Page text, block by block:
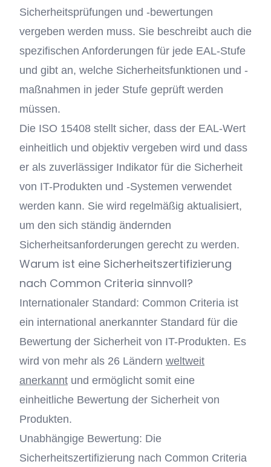
Sicherheitsprüfungen und -bewertungen
vergeben werden muss. Sie beschreibt auch die
spezifischen Anforderungen für jede EAL-Stufe
und gibt an, welche Sicherheitsfunktionen und -
maßnahmen in jeder Stufe geprüft werden
müssen.
Die ISO 15408 stellt sicher, dass der EAL-Wert
einheitlich und objektiv vergeben wird und dass
er als zuverlässiger Indikator für die Sicherheit
von IT-Produkten und -Systemen verwendet
werden kann. Sie wird regelmäßig aktualisiert,
um den sich ständig ändernden
Sicherheitsanforderungen gerecht zu werden.
Warum ist eine Sicherheitszertifizierung
nach Common Criteria sinnvoll?
Internationaler Standard: Common Criteria ist
ein international anerkannter Standard für die
Bewertung der Sicherheit von IT-Produkten. Es
wird von mehr als 26 Ländern weltweit
anerkannt und ermöglicht somit eine
einheitliche Bewertung der Sicherheit von
Produkten.
Unabhängige Bewertung: Die
Sicherheitszertifizierung nach Common Criteria